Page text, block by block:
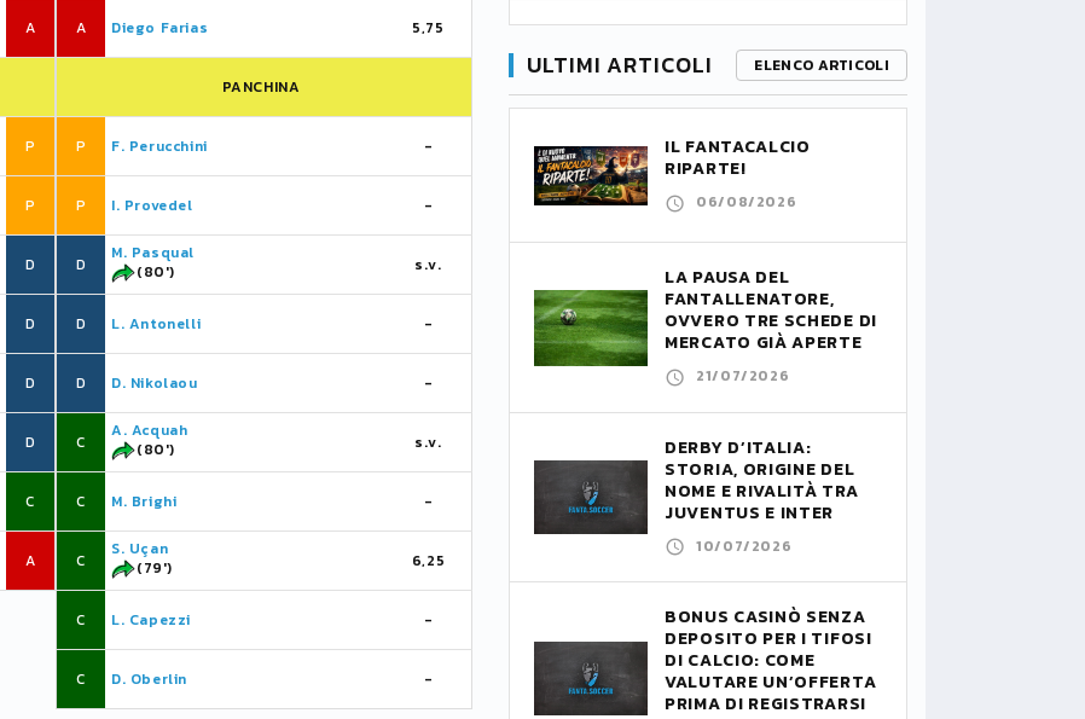
A
P
P
D
D
D
D
C
A
A Diego Farias 5,75
PANCHINA
P F. Perucchini -
P I. Provedel -
D
M. Pasqual
(80')
s.v.
D L. Antonelli -
D D. Nikolaou -
C
A. Acquah
(80')
s.v.
C M. Brighi -
C
S. Uçan
(79')
6,25
C L. Capezzi -
C D. Oberlin -
ULTIMI ARTICOLI ELENCO ARTICOLI
IL FANTACALCIO
RIPARTE!
06/08/2026
LA PAUSA DEL
FANTALLENATORE,
OVVERO TRE SCHEDE DI
MERCATO GIÀ APERTE
21/07/2026
DERBY D’ITALIA:
STORIA, ORIGINE DEL
NOME E RIVALITÀ TRA
JUVENTUS E INTER
10/07/2026
BONUS CASINÒ SENZA
DEPOSITO PER I TIFOSI
DI CALCIO: COME
VALUTARE UN’OFFERTA
PRIMA DI REGISTRARSI